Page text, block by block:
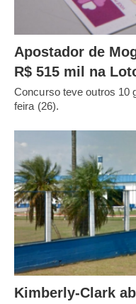
Apostador de
R$ 515 mil na
Concurso teve outros 10
feira (26).
Kimberly-Clark